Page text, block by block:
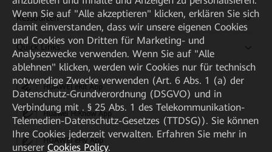
Ressourcen
Quick Links
HUAWEI eKit App
Huawei HiKnow App
HUAWEI eFly App
Wenn Sie auf "Alle akzeptieren" klicken, erklären Sie sich
damit einverstanden, dass wir unsere eigenen Cookies
und Cookies von Dritten für Marketing- und
Analysezwecke verwenden. Wenn Sie auf "Alle
ablehnen" klicken, werden wir Cookies nur für technisch
notwendige Zwecke verwenden (Art. 6 Abs. 1 (a) der
Datenschutz-Grundverordnung (DSGVO) und in
Verbindung mit . § 25 Abs. 1 des Telekommunikation-
Telemedien-Datenschutz-Gesetzes (TTDSG)). Sie können
Ihre Cookies jederzeit verwalten. Erfahren Sie mehr in
unserer Cookies Policy.